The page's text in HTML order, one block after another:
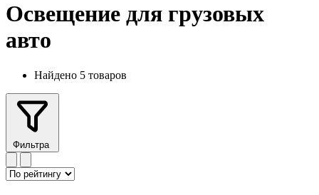
Освещение для грузовых
авто
Найдено 5 товаров
Фильтра